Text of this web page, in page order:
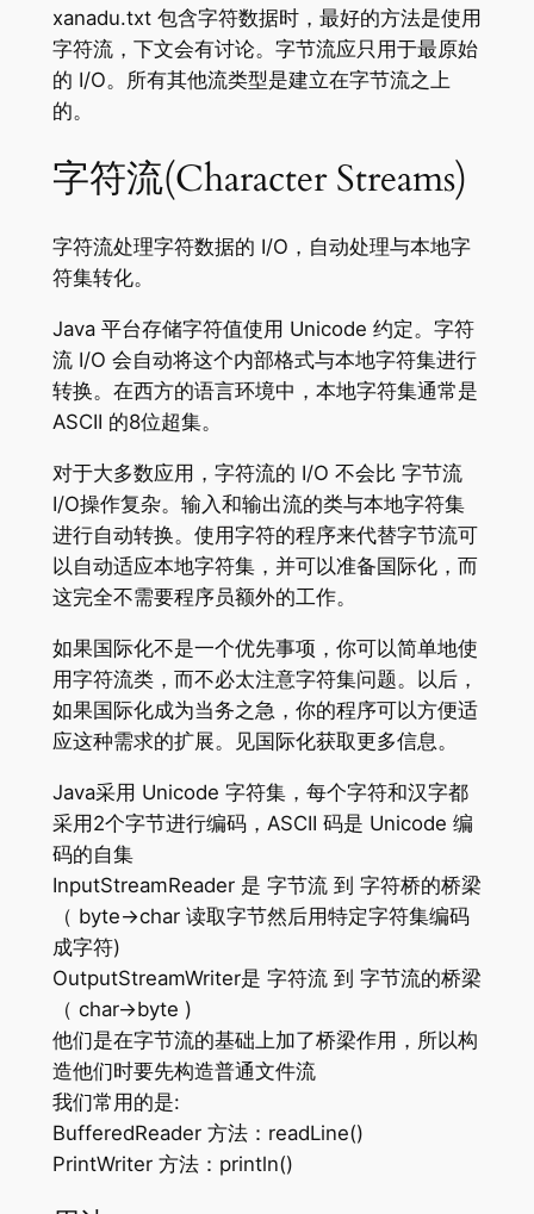
xanadu.txt 包含字符数据时，最好的方法是使用
字符流，下文会有讨论。字节流应只用于最原始
的 I/O。所有其他流类型是建立在字节流之上
的。
字符流(Character Streams)
字符流处理字符数据的 I/O，自动处理与本地字
符集转化。
Java 平台存储字符值使用 Unicode 约定。字符
流 I/O 会自动将这个内部格式与本地字符集进行
转换。在西方的语言环境中，本地字符集通常是
ASCII 的8位超集。
对于大多数应用，字符流的 I/O 不会比 字节流
I/O操作复杂。输入和输出流的类与本地字符集
进行自动转换。使用字符的程序来代替字节流可
以自动适应本地字符集，并可以准备国际化，而
这完全不需要程序员额外的工作。
如果国际化不是一个优先事项，你可以简单地使
用字符流类，而不必太注意字符集问题。以后，
如果国际化成为当务之急，你的程序可以方便适
应这种需求的扩展。见国际化获取更多信息。
Java采用 Unicode 字符集，每个字符和汉字都
采用2个字节进行编码，ASCII 码是 Unicode 编
码的自集
InputStreamReader 是 字节流 到 字符桥的桥梁
（ byte->char 读取字节然后用特定字符集编码
成字符)
OutputStreamWriter是 字符流 到 字节流的桥梁
（ char->byte )
他们是在字节流的基础上加了桥梁作用，所以构
造他们时要先构造普通文件流
我们常用的是:
BufferedReader 方法：readLine()
PrintWriter 方法：println()